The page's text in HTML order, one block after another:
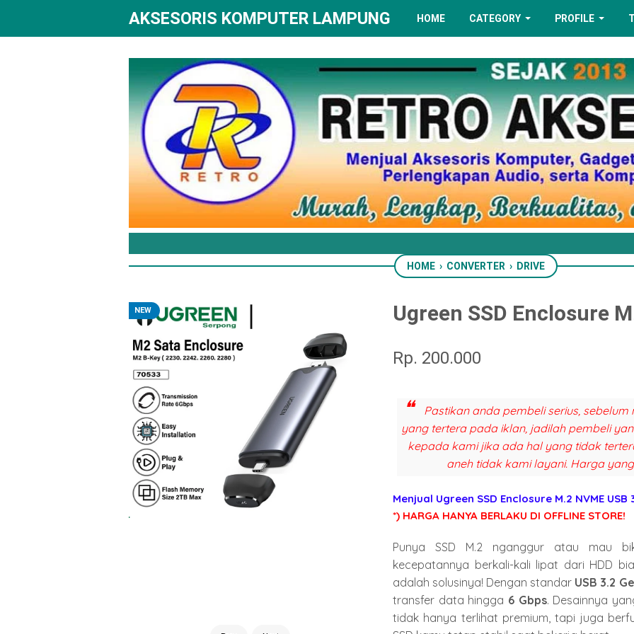
AKSESORIS KOMPUTER LAMPUNG HOME CATEGORY PROFILE
HOME › CONVERTER › DRIVE
Ugreen SSD Enclosure
NEW
Rp. 200.000
Pastikan anda pembeli serius,
yang tertera pada iklan, jadilah pembeli
kepada kami jika ada hal yang tidak
aneh tidak kami layani. Harga
Menjual Ugreen SSD Enclosure M.2 NVME
*) HARGA HANYA BERLAKU DI OFFLINE STORE!
Punya SSD M.2 nganggur atau mau
kecepatannya berkali-kali lipat dari HDD
adalah solusinya! Dengan standar USB 3.2
transfer data hingga 6 Gbps. Desainnya
tidak hanya terlihat premium, tapi juga